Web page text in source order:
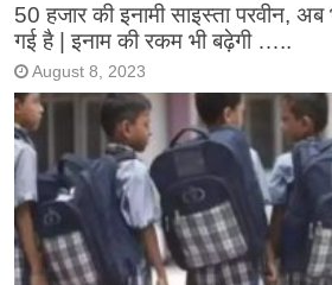
50 हजार की इनामी साइस्ता परवीन, अब
गई है | इनाम की रकम भी बढ़ेगी …..
August 8, 2023